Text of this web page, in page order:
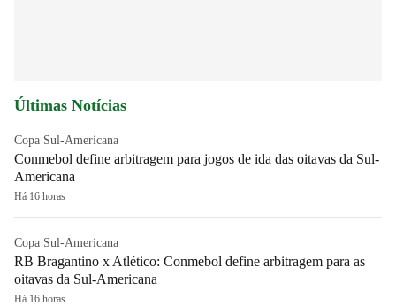
Últimas Notícias
Copa Sul-Americana
Conmebol define arbitragem para jogos de ida das oitavas da Sul-
Americana
Há 16 horas
Copa Sul-Americana
RB Bragantino x Atlético: Conmebol define arbitragem para as
oitavas da Sul-Americana
Há 16 horas